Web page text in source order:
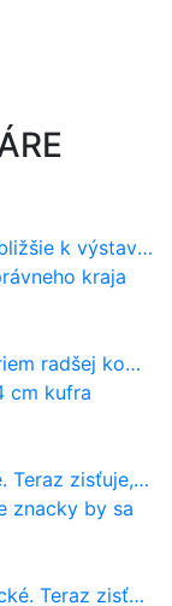
urobila dôležitý krok
kraja
radšej kombi
cm kufra
nový osemvalcový motor
znacky by sa
nový osemvalcový motor